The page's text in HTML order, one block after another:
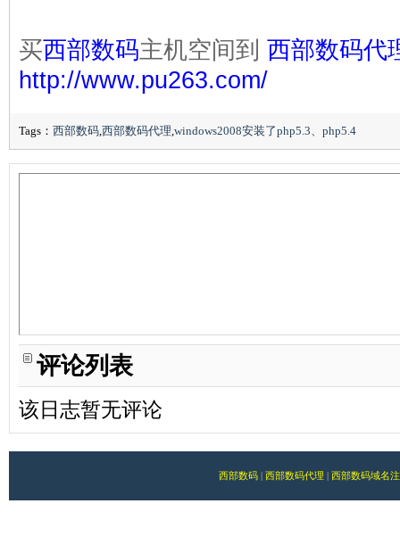
买西部数码主机空间到 西部数码代
http://www.pu263.com/
Tags： 西部数码 西部数码代理 windows2008安装了php5.3、php5.4
评论列表
该日志暂无评论
西部数码| 西部数码代理 | 西部数码域名